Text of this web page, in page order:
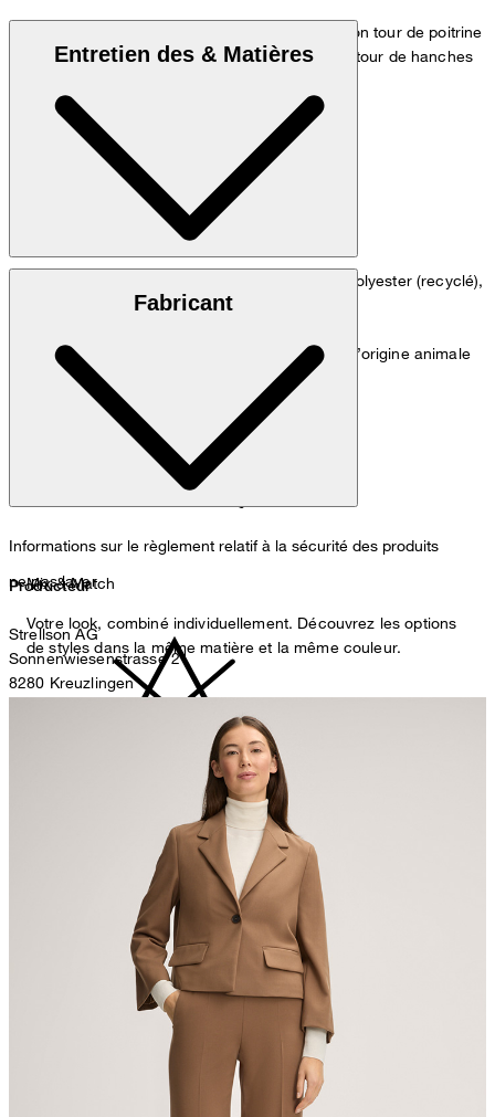
Le modèle porte la taille 36 et mesure 1,80 m, son tour de poitrine
est de 83 cm, son tour de taille de 60 cm et son tour de hanches
Tableau des mesures
Entretien des & Matières
Tissu crêpe stretch, 64 % polyester (recyclé),
31 % viscose et 5 % élasthanne
Remarque : contient des éléments non textiles d’origine animale
ne pas laver
pas de séchage au séchoir
Fabricant
Informations sur le règlement relatif à la sécurité des produits
Producteur
Strellson AG
Sonnenwiesenstrasse 21
8280 Kreuzlingen
contact@strellson.com
Mix & Match
Votre look, combiné individuellement. Découvrez les options
de styles dans la même matière et la même couleur.